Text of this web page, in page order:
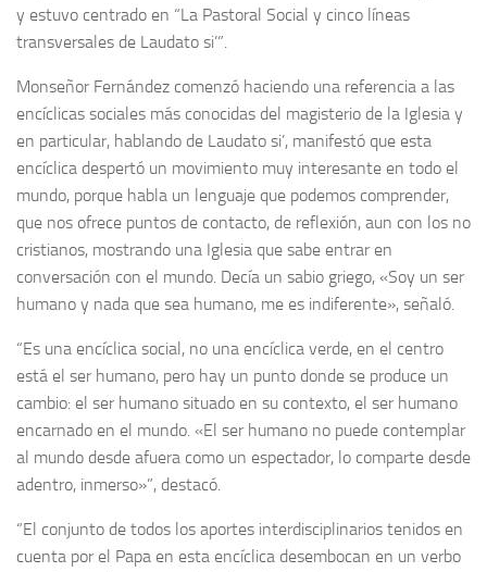
y estuvo centrado en “La Pastoral Social y cinco líneas
transversales de Laudato si’”.
Monseñor Fernández comenzó haciendo una referencia a las
encíclicas sociales más conocidas del magisterio de la Iglesia y
en particular, hablando de Laudato si’, manifestó que esta
encíclica despertó un movimiento muy interesante en todo el
mundo, porque habla un lenguaje que podemos comprender,
que nos ofrece puntos de contacto, de reflexión, aun con los no
cristianos, mostrando una Iglesia que sabe entrar en
conversación con el mundo. Decía un sabio griego, «Soy un ser
humano y nada que sea humano, me es indiferente», señaló.
“Es una encíclica social, no una encíclica verde, en el centro
está el ser humano, pero hay un punto donde se produce un
cambio: el ser humano situado en su contexto, el ser humano
encarnado en el mundo. «El ser humano no puede contemplar
al mundo desde afuera como un espectador, lo comparte desde
adentro, inmerso»”, destacó.
“El conjunto de todos los aportes interdisciplinarios tenidos en
cuenta por el Papa en esta encíclica desembocan en un verbo